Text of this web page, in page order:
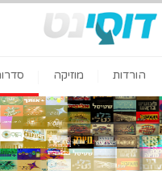
הורדות מוזיקה